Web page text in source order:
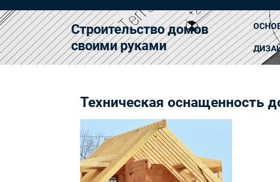
к
содержимому
Строительство домов
своими руками
Техническая оснащенность